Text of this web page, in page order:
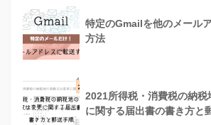
特定のGmailを他のメール
方法
2021所得税・消費税の納税
に関する届出書の書き方と